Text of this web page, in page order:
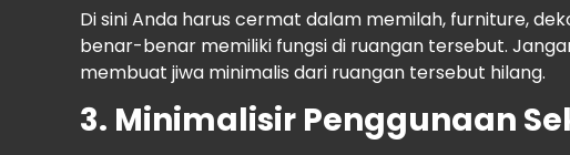
Di sini Anda harus cermat dalam memilah, furniture,
benar-benar memiliki fungsi di ruangan tersebut.
membuat jiwa minimalis dari ruangan tersebut hilang.
3. Minimalisir Penggunaan